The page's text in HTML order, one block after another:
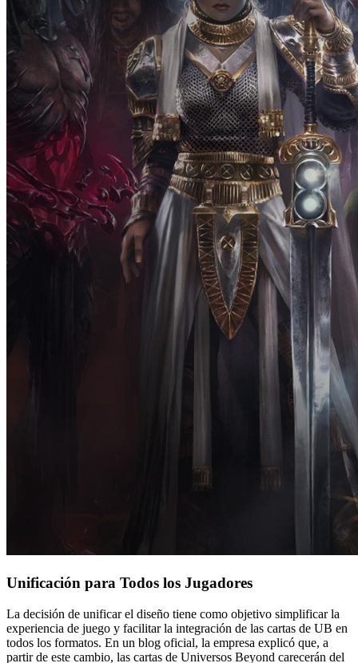
Unificación para Todos los Jugadores
La decisión de unificar el diseño tiene como objetivo simplificar la
experiencia de juego y facilitar la integración de las cartas de UB en
todos los formatos. En un blog oficial, la empresa explicó que, a
partir de este cambio, las cartas de Universos Beyond carecerán del